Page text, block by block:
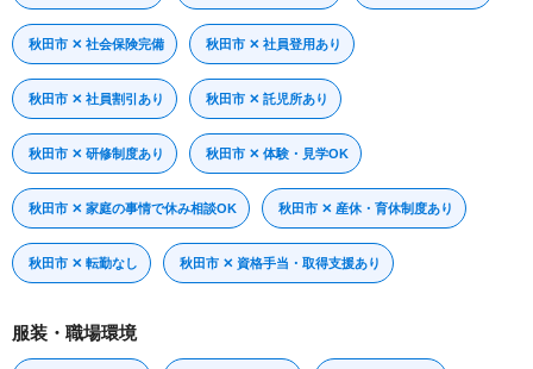
秋田市 ✕ 社会保険完備 秋田市 ✕ 社員登用あり
秋田市 ✕ 社員割引あり 秋田市 ✕ 託児所あり
秋田市 ✕ 研修制度あり 秋田市 ✕ 体験・見学OK
秋田市 ✕ 家庭の事情で休み相談OK 秋田市 ✕ 産休・育休制度あり
秋田市 ✕ 転勤なし 秋田市 ✕ 資格手当・取得支援あり
服装・職場環境